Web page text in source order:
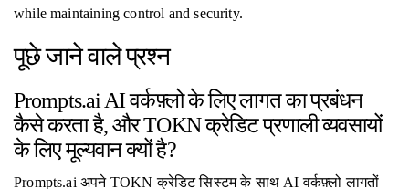
while maintaining control and security.
पूछे जाने वाले प्रश्न
Prompts.ai AI वर्कफ़्लो के लिए लागत का प्रबंधन
कैसे करता है, और TOKN क्रेडिट प्रणाली व्यवसायों
के लिए मूल्यवान क्यों है?
Prompts.ai अपने TOKN क्रेडिट सिस्टम के साथ AI वर्कफ़्लो लागतों